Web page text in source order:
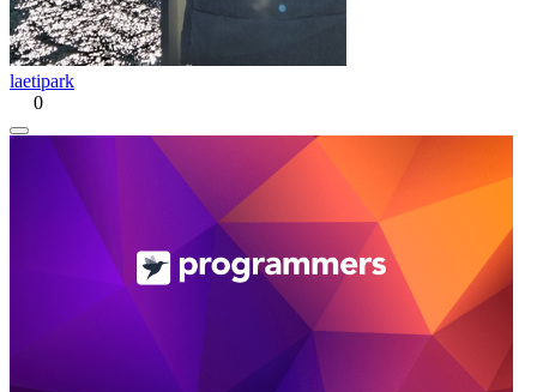
laetipark
0